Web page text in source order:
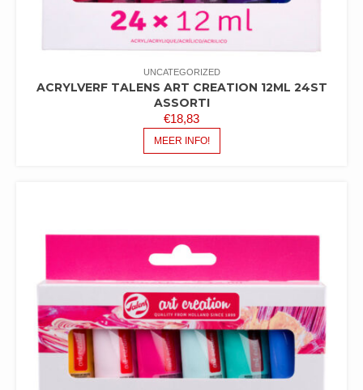
UNCATEGORIZED
ACRYLVERF TALENS ART CREATION 12ML 24ST
ASSORTI
€18,83
MEER INFO!